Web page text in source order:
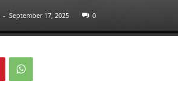
- September 17, 2025 0